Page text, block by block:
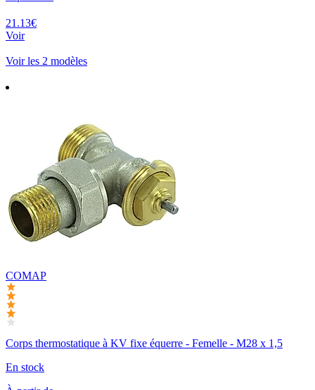
21.13€
Voir
Voir les 2 modèles
COMAP
Corps thermostatique à KV fixe équerre - Femelle - M28 x 1,5
En stock